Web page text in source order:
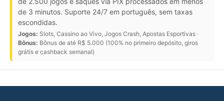
de 3 minutos. Suporte 24/7 em português, sem taxas
escondidas.
Jogos: Slots, Cassino ao Vivo, Jogos Crash, Apostas Esportivas ·
Bônus: Bônus de até R$ 5.000 (100% no primeiro depósito, giros
grátis e cashback semanal)